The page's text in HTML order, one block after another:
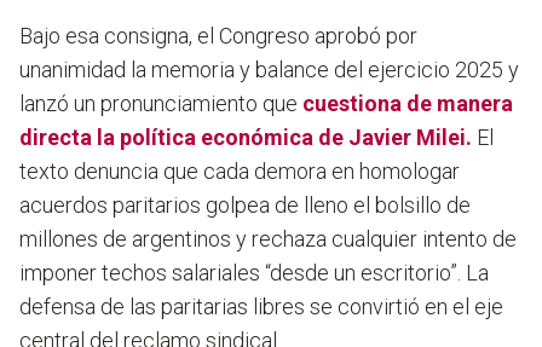
Bajo esa consigna, el Congreso aprobó por
unanimidad la memoria y balance del ejercicio 2025 y
lanzó un pronunciamiento que cuestiona de manera
directa la política económica de Javier Milei. El
texto denuncia que cada demora en homologar
acuerdos paritarios golpea de lleno el bolsillo de
millones de argentinos y rechaza cualquier intento de
imponer techos salariales “desde un escritorio”. La
defensa de las paritarias libres se convirtió en el eje
central del reclamo sindical.